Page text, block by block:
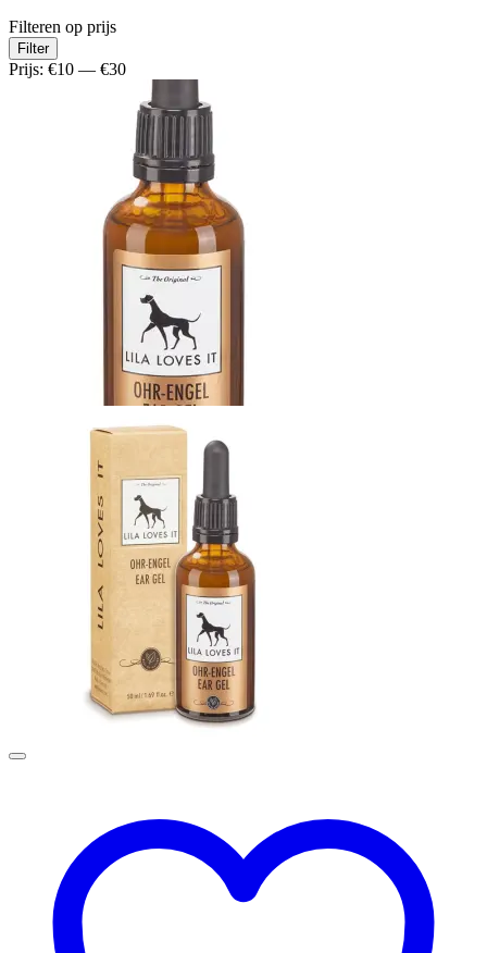
Filteren op prijs
Min.
prijs
Max.
prijs
Filter
Prijs: €10 — €30